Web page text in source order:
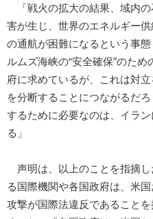
「戦火の拡大の結果、域内
害が生じ、世界のエネルギー
の通航が困難になるという事
ルムズ海峡の“安全確保”のた
府に求めているが、これは対
を分断することにつながるだ
するために必要なのは、イラ
る」
声明は、以上のことを指摘
る国際機関や各国政府は、米
攻撃が国際法違反であること